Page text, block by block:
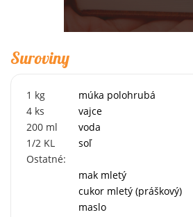
Suroviny
1 kg
múka polohrubá
4 ks
vajce
200 ml
voda
1/2 KL
soľ
Ostatné:
mak mletý
cukor mletý (práškový)
maslo